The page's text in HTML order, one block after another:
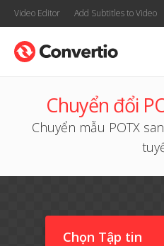
Video Editor Add Subtitles to Video
Chuyển đổi
Chuyển mẫu POTX
Chọn Tập tin